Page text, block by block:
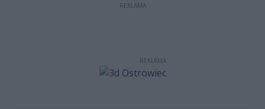
REKLAMA
REKLAMA